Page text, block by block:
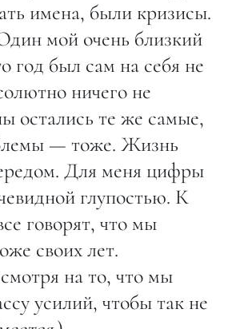
имена, были кризисы.
мой очень близкий
год был сам на себя не
ничего не
остались те же самые,
— тоже. Жизнь
Для меня цифры
глупостью. К
говорят, что мы
своих лет.
на то, что мы
усилий, чтобы так не